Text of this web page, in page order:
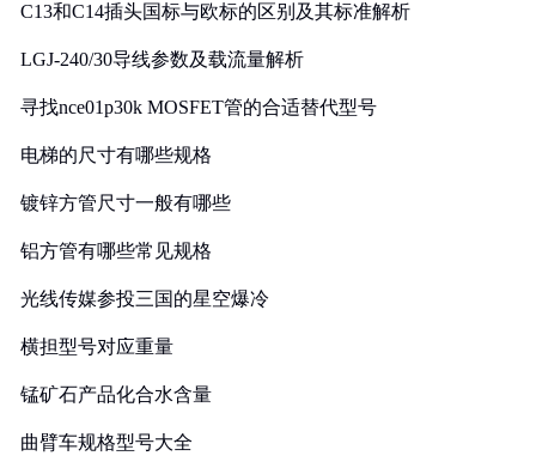
C13和C14插头国标与欧标的区别及其标准解析
LGJ-240/30导线参数及载流量解析
寻找nce01p30k MOSFET管的合适替代型号
电梯的尺寸有哪些规格
镀锌方管尺寸一般有哪些
铝方管有哪些常见规格
光线传媒参投三国的星空爆冷
横担型号对应重量
锰矿石产品化合水含量
曲臂车规格型号大全